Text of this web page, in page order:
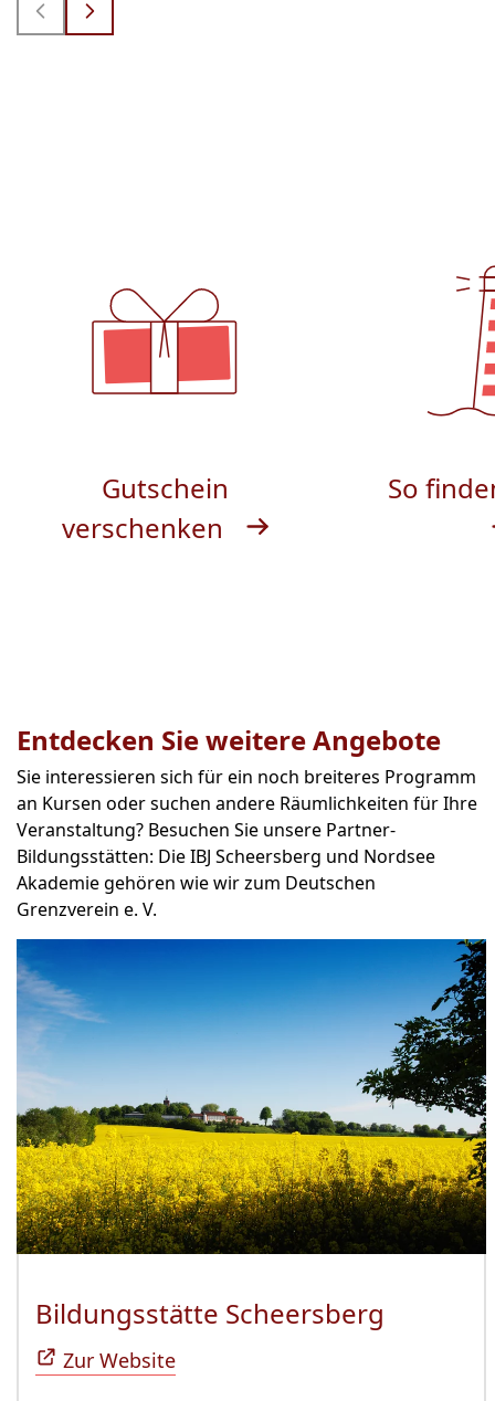
Gutschein
verschenken
So
Entdecken Sie weitere Angebote
Sie interessieren sich für ein noch breiteres Programm
an Kursen oder suchen andere Räumlichkeiten für Ihre
Veranstaltung? Besuchen Sie unsere Partner-
Bildungsstätten: Die IBJ Scheersberg und Nordsee
Akademie gehören wie wir zum Deutschen
Grenzverein e. V.
Bildungsstätte Scheersberg
Zur Website